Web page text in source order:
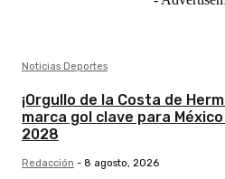
Noticias Deportes
¡Orgullo de la Costa de
marca gol clave para
2028
Redacción - 8 agosto, 2026